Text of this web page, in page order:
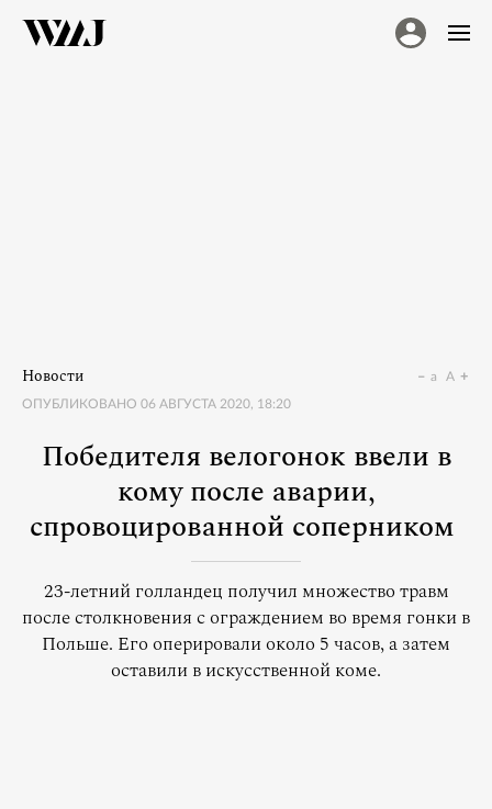
Новости
ОПУБЛИКОВАНО 06 АВГУСТА 2020, 18:20
a A
Победителя велогонок ввели в
кому после аварии,
спровоцированной соперником
23-летний голландец получил множество травм
после столкновения с ограждением во время гонки в
Польше. Его оперировали около 5 часов, а затем
оставили в искусственной коме.